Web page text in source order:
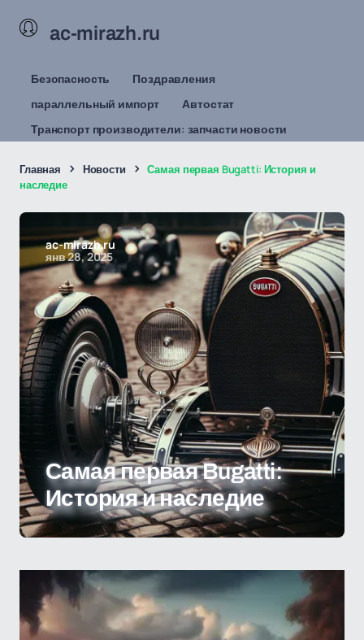
ac-mirazh.ru
Безопасность
Поздравления
параллельный импорт
Автостат
Транспорт производители: запчасти новости
Главная Новости
Самая первая Bugatti: История и
наследие
ac-mirazh.ru
янв 28, 2025
Самая первая Bugatti:
История и наследие